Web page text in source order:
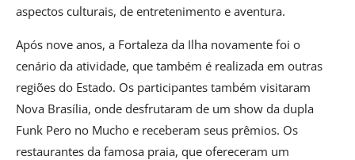
aspectos culturais, de entretenimento e aventura.
Após nove anos, a Fortaleza da Ilha novamente foi o
cenário da atividade, que também é realizada em outras
regiões do Estado. Os participantes também visitaram
Nova Brasília, onde desfrutaram de um show da dupla
Funk Pero no Mucho e receberam seus prêmios. Os
restaurantes da famosa praia, que ofereceram um